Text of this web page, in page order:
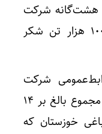
هشت‌گانه شرکت
توسعه نیشکر و صنایع جانبی ۱۰۰ هزار تن شکر
شرکت
توسعه نیشکر و صنایع جانبی، از مجموع بالغ بر ۱۴
خوزستان که